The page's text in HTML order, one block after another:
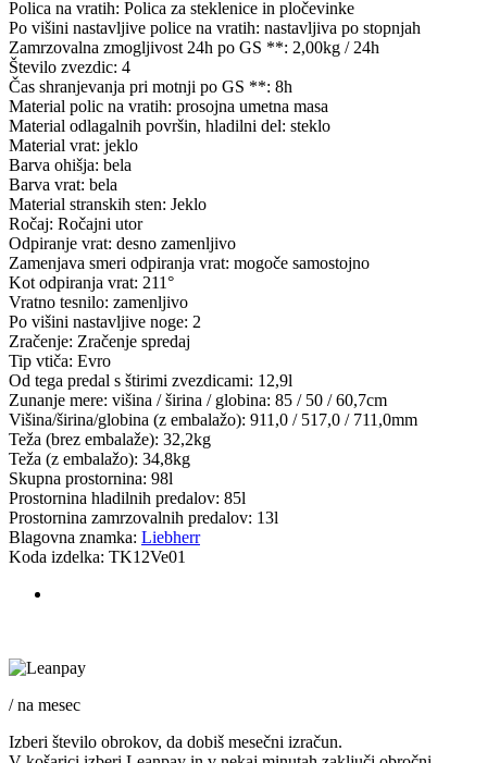
Polica na vratih: Polica za steklenice in pločevinke
Po višini nastavljive police na vratih: nastavljiva po stopnjah
Zamrzovalna zmogljivost 24h po GS **: 2,00kg / 24h
Število zvezdic: 4
Čas shranjevanja pri motnji po GS **: 8h
Material polic na vratih: prosojna umetna masa
Material odlagalnih površin, hladilni del: steklo
Material vrat: jeklo
Barva ohišja: bela
Barva vrat: bela
Material stranskih sten: Jeklo
Ročaj: Ročajni utor
Odpiranje vrat: desno zamenljivo
Zamenjava smeri odpiranja vrat: mogoče samostojno
Kot odpiranja vrat: 211°
Vratno tesnilo: zamenljivo
Po višini nastavljive noge: 2
Zračenje: Zračenje spredaj
Tip vtiča: Evro
Od tega predal s štirimi zvezdicami: 12,9l
Zunanje mere: višina / širina / globina: 85 / 50 / 60,7cm
Višina/širina/globina (z embalažo): 911,0 / 517,0 / 711,0mm
Teža (brez embalaže): 32,2kg
Teža (z embalažo): 34,8kg
Skupna prostornina: 98l
Prostornina hladilnih predalov: 85l
Prostornina zamrzovalnih predalov: 13l
Blagovna znamka: Liebherr
Koda izdelka: TK12Ve01
/ na mesec
Izberi število obrokov, da dobiš mesečni izračun.